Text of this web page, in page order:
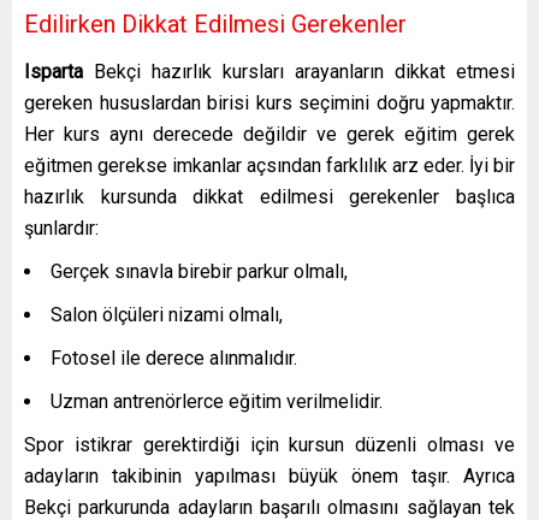
Edilirken Dikkat Edilmesi Gerekenler
Isparta Bekçi hazırlık kursları arayanların dikkat etmesi
gereken hususlardan birisi kurs seçimini doğru yapmaktır.
Her kurs aynı derecede değildir ve gerek eğitim gerek
eğitmen gerekse imkanlar açsından farklılık arz eder. İyi bir
hazırlık kursunda dikkat edilmesi gerekenler başlıca
şunlardır:
Gerçek sınavla birebir parkur olmalı,
Salon ölçüleri nizami olmalı,
Fotosel ile derece alınmalıdır.
Uzman antrenörlerce eğitim verilmelidir.
Spor istikrar gerektirdiği için kursun düzenli olması ve
adayların takibinin yapılması büyük önem taşır. Ayrıca
Bekçi parkurunda adayların başarılı olmasını sağlayan tek